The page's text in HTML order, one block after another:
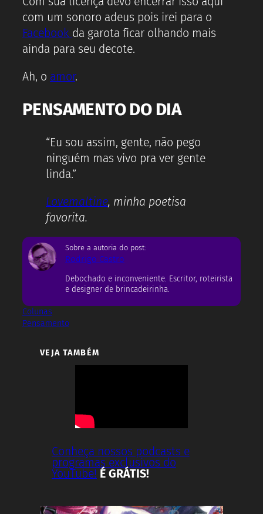
com um sonoro adeus pois irei para o
Facebook da garota ficar olhando mais
ainda para seu decote.
Ah, o amor.
PENSAMENTO DO DIA
“Eu sou assim, gente, não pego
ninguém mas vivo pra ver gente
linda.”
Lovemaltine, minha poetisa
favorita.
Sobre a autoria do post:
Rodrigo Castro
Debochado e inconveniente. Escritor, roteirista
e designer de brincadeirinha.
Colunas
Pensamento
VEJA TAMBÉM
Conheça nossos podcasts e
programas exclusivos do
YouTube! É GRÁTIS!